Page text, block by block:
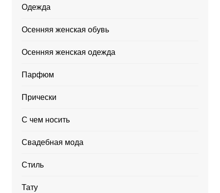
Одежда
Осенняя женская обувь
Осенняя женская одежда
Парфюм
Прически
С чем носить
Свадебная мода
Стиль
Тату